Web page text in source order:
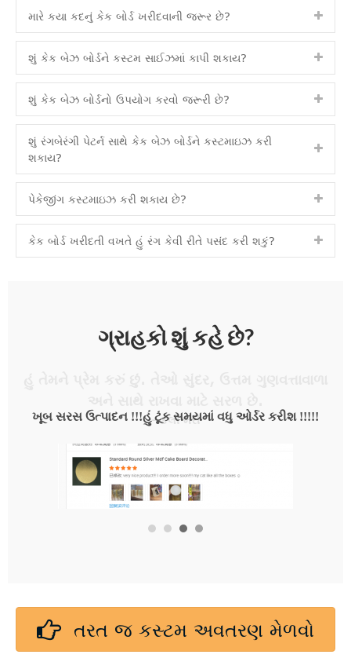
મારે કયા કદનું કેક બોર્ડ ખરીદવાની જરૂર છે?
શું કેક બેઝ બોર્ડને કસ્ટમ સાઈઝમાં કાપી શકાય?
શું કેક બેઝ બોર્ડનો ઉપયોગ કરવો જરૂરી છે?
શું રંગબેરંગી પેટર્ન સાથે કેક બેઝ બોર્ડને કસ્ટમાઇઝ કરી
શકાય?
પેકેજીંગ કસ્ટમાઇઝ કરી શકાય છે?
કેક બોર્ડ ખરીદતી વખતે હું રંગ કેવી રીતે પસંદ કરી શકું?
ગ્રાહકો શું કહે છે?
- કેલી મરી